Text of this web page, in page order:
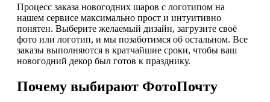
Процесс заказа новогодних шаров с логотипом на
нашем сервисе максимально прост и интуитивно
понятен. Выберите желаемый дизайн, загрузите своё
фото или логотип, и мы позаботимся об остальном. Все
заказы выполняются в кратчайшие сроки, чтобы ваш
новогодний декор был готов к празднику.
Почему выбирают ФотоПочту